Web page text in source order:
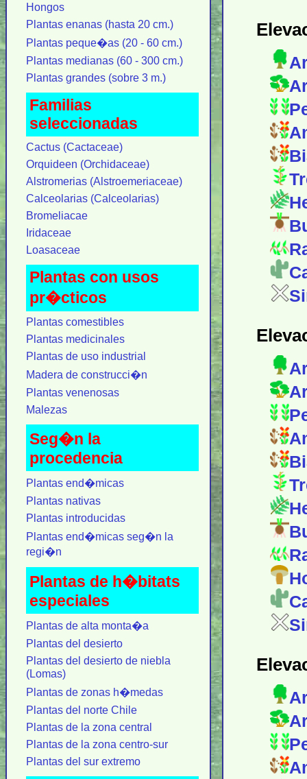
Hongos
Plantas enanas (hasta 20 cm.)
Plantas peque�as (20 - 60 cm.)
Plantas medianas (60 - 300 cm.)
Plantas grandes (sobre 3 m.)
Familias
seleccionadas
Cactus (Cactaceae)
Orquideen (Orchidaceae)
Alstromerias (Alstroemeriaceae)
Calceolarias (Calceolarias)
Bromeliacae
Iridaceae
Loasaceae
Plantas con usos
pr�cticos
Plantas comestibles
Plantas medicinales
Plantas de uso industrial
Madera de construcci�n
Plantas venenosas
Malezas
Seg�n la
procedencia
Plantas end�micas
Plantas nativas
Plantas introducidas
Plantas end�micas seg�n la
regi�n
Plantas de h�bitats
especiales
Plantas de alta monta�a
Plantas del desierto
Plantas del desierto de niebla
(Lomas)
Plantas de zonas h�medas
Plantas del norte Chile
Plantas de la zona central
Plantas de la zona centro-sur
Plantas del sur extremo